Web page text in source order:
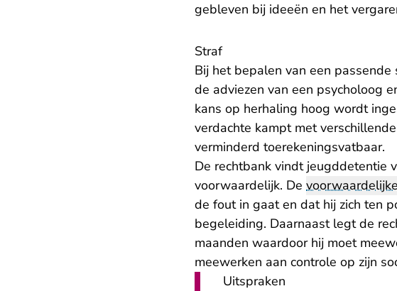
gebleven bij ideeën en het
Straf
Bij het bepalen van een
de adviezen van een psycholoog
kans op herhaling hoog wordt
verdachte kampt met
verminderd toerekeningsvatbaar.
De rechtbank vindt jeugddetentie
voorwaardelijk. De
de fout in gaat en dat hij zich ten
begeleiding. Daarnaast legt de
maanden waardoor hij moet
meewerken aan controle op zijn
Uitspraken